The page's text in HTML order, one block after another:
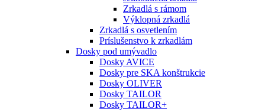
Zrkadlá s rámom
Výklopná zrkadlá
Zrkadlá s osvetlením
Príslušenstvo k zrkadlám
Dosky pod umývadlo
Dosky AVICE
Dosky pre SKA konštrukcie
Dosky OLIVER
Dosky TAILOR
Dosky TAILOR+